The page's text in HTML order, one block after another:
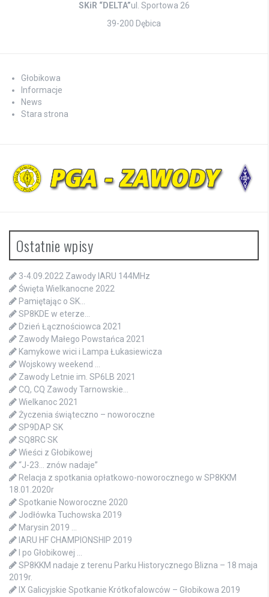
SKiR “DELTA”ul. Sportowa 26
39-200 Dębica
Głobikowa
Informacje
News
Stara strona
Ostatnie wpisy
3-4.09.2022 Zawody IARU 144MHz
Święta Wielkanocne 2022
Pamiętając o SK…
SP8KDE w eterze…
Dzień Łącznościowca 2021
Zawody Małego Powstańca 2021
Kamykowe wici i Lampa Łukasiewicza
Wojskowy weekend …
Zawody Letnie im. SP6LB 2021
CQ, CQ Zawody Tarnowskie…
Wielkanoc 2021
Życzenia świąteczno – noworoczne
SP9DAP SK
SQ8RC SK
Wieści z Głobikowej
“J-23… znów nadaje”
Relacja z spotkania opłatkowo-noworocznego w SP8KKM
18.01.2020r
Spotkanie Noworoczne 2020
Jodłówka Tuchowska 2019
Marysin 2019 …
IARU HF CHAMPIONSHIP 2019
I po Głobikowej …
SP8KKM nadaje z terenu Parku Historycznego Blizna – 18 maja
2019r.
IX Galicyjskie Spotkanie Krótkofalowców – Głobikowa 2019